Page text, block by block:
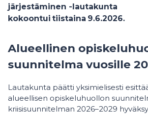
järjestäminen -lautakunta
kokoontui tiistaina 9.6.2026.
Alueellinen
suunnitelma vuosille
Lautakunta päätti yksimielisesti
alueellisen opiskeluhuollon
kriisisuunnitelman 2026–2029